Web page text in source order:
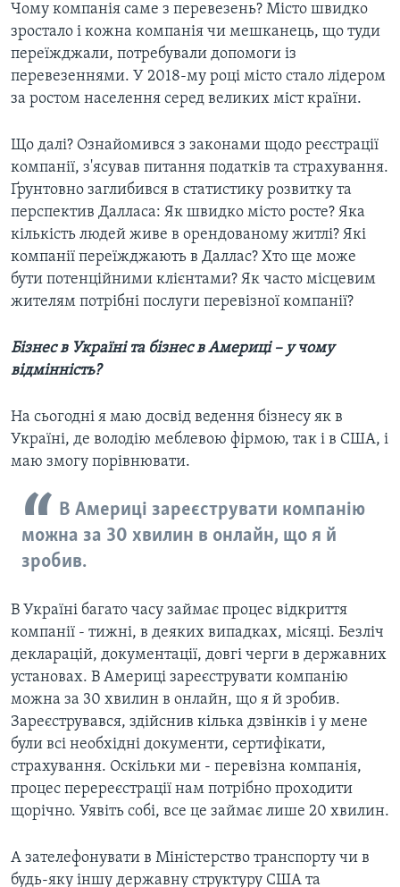
Чому компанія саме з перевезень? Місто швидко
зростало і кожна компанія чи мешканець, що туди
переїжджали, потребували допомоги із
перевезеннями. У 2018-му році місто стало лідером
за ростом населення серед великих міст країни.
Що далі? Ознайомився з законами щодо реєстрації
компанії, з'ясував питання податків та страхування.
Ґрунтовно заглибився в статистику розвитку та
перспектив Далласа: Як швидко місто росте? Яка
кількість людей живе в орендованому житлі? Які
компанії переїжджають в Даллас? Хто ще може
бути потенційними клієнтами? Як часто місцевим
жителям потрібні послуги перевізної компанії?
Бізнес в Україні та бізнес в Америці – у чому
відмінність?
На сьогодні я маю досвід ведення бізнесу як в
Україні, де володію меблевою фірмою, так і в США, і
маю змогу порівнювати.
В Америці зареєструвати компанію
можна за 30 хвилин в онлайн, що я й
зробив.
В Україні багато часу займає процес відкриття
компанії - тижні, в деяких випадках, місяці. Безліч
декларацій, документації, довгі черги в державних
установах. В Америці зареєструвати компанію
можна за 30 хвилин в онлайн, що я й зробив.
Зареєструвався, здійснив кілька дзвінків і у мене
були всі необхідні документи, сертифікати,
страхування. Оскільки ми - перевізна компанія,
процес перереєстрації нам потрібно проходити
щорічно. Уявіть собі, все це займає лише 20 хвилин.
А зателефонувати в Міністерство транспорту чи в
будь-яку іншу державну структуру США та